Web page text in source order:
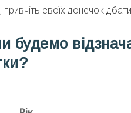
привчіть своїх донечок
будемо